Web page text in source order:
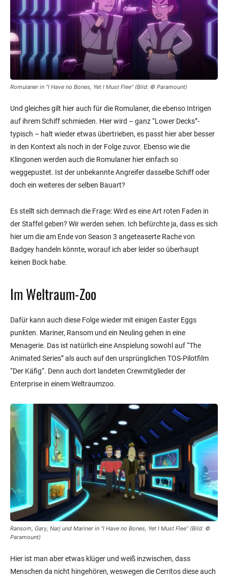
Romulaner in “I Have no Bones, Yet I Must Flee” (Bild: © Paramount)
Und gleiches gilt hier auch für die Romulaner, die ebenso Intrigen
auf ihrem Schiff schmieden. Hier wird – ganz “Lower Decks”-
typisch – halt wieder etwas übertrieben, es passt hier aber besser
in den Kontext als noch in der Folge zuvor. Ebenso wie die
Klingonen werden auch die Romulaner hier einfach so
weggepustet. Ist der unbekannte Angreifer dasselbe Schiff oder
doch ein weiteres der selben Bauart?
Es stellt sich demnach die Frage: Wird es eine Art roten Faden in
der Staffel geben? Wir werden sehen. Ich befürchte ja, dass es sich
hier um die am Ende von Season 3 angeteaserte Rache von
Badgey handeln könnte, worauf ich aber leider so überhaupt
keinen Bock habe.
Im Weltraum-Zoo
Dafür kann auch diese Folge wieder mit einigen Easter Eggs
punkten. Mariner, Ransom und ein Neuling gehen in eine
Menagerie. Das ist natürlich eine Anspielung sowohl auf “The
Animated Series” als auch auf den ursprünglichen TOS-Pilotfilm
“Der Käfig“. Denn auch dort landeten Crewmitglieder der
Enterprise in einem Weltraumzoo.
Ransom, Gary, Narj und Mariner in “I Have no Bones, Yet I Must Flee” (Bild: ©
Paramount)
Hier ist man aber etwas klüger und weiß inzwischen, dass
Menschen da nicht hingehören, weswegen die Cerritos diese auch